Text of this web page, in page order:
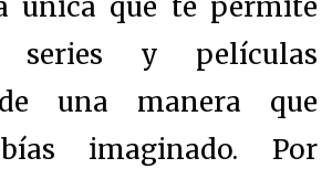
única que te permite
y películas
una manera que
imaginado. Por